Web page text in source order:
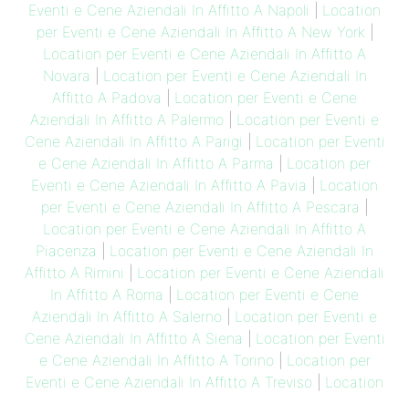
Eventi e Cene Aziendali In Affitto A Napoli
Location
per Eventi e Cene Aziendali In Affitto A New York
Location per Eventi e Cene Aziendali In Affitto A
Novara
Location per Eventi e Cene Aziendali In
Affitto A Padova
Location per Eventi e Cene
Aziendali In Affitto A Palermo
Location per Eventi e
Cene Aziendali In Affitto A Parigi
Location per Eventi
e Cene Aziendali In Affitto A Parma
Location per
Eventi e Cene Aziendali In Affitto A Pavia
Location
per Eventi e Cene Aziendali In Affitto A Pescara
Location per Eventi e Cene Aziendali In Affitto A
Piacenza
Location per Eventi e Cene Aziendali In
Affitto A Rimini
Location per Eventi e Cene Aziendali
In Affitto A Roma
Location per Eventi e Cene
Aziendali In Affitto A Salerno
Location per Eventi e
Cene Aziendali In Affitto A Siena
Location per Eventi
e Cene Aziendali In Affitto A Torino| Location per
Eventi e Cene Aziendali In Affitto A Treviso
Location